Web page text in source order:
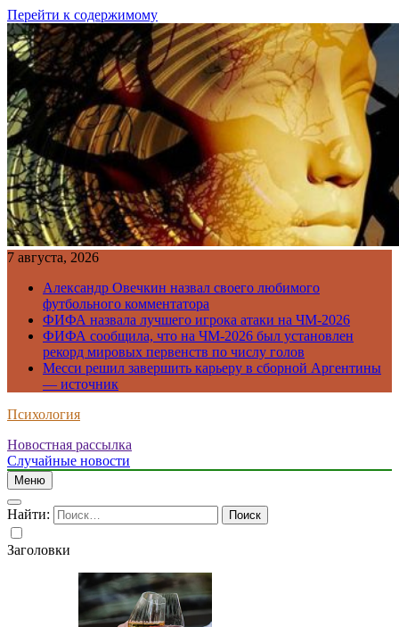
Перейти к содержимому
7 августа, 2026
Александр Овечкин назвал своего любимого
футбольного комментатора
ФИФА назвала лучшего игрока атаки на ЧМ-2026
ФИФА сообщила, что на ЧМ-2026 был установлен
рекорд мировых первенств по числу голов
Месси решил завершить карьеру в сборной Аргентины
— источник
Психология
Новостная рассылка
Случайные новости
Меню
Найти:
Заголовки